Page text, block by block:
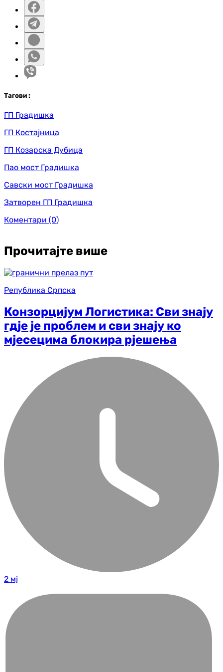
Тагови :
ГП Градишка
ГП Костајница
ГП Козарска Дубица
Пао мост Градишка
Савски мост Градишка
Затворен ГП Градишка
Коментари (0)
Прочитајте више
Република Српска
Конзорцијум Логистика: Сви знају
гд‌је је проблем и сви знају ко
мјесецима блокира рјешења
2 мј